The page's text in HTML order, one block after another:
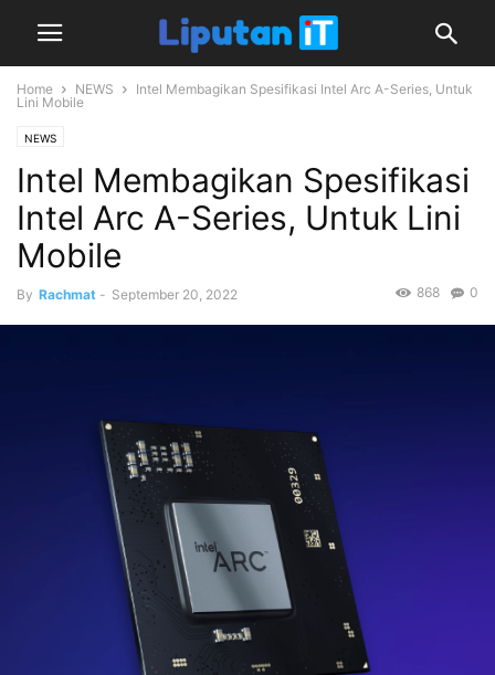
Home NEWS
Intel Membagikan Spesifikasi Intel Arc A-Series, Untuk
Lini Mobile
NEWS
Intel Membagikan Spesifikasi
Intel Arc A-Series, Untuk Lini
Mobile
By Rachmat - September 20, 2022 0
868